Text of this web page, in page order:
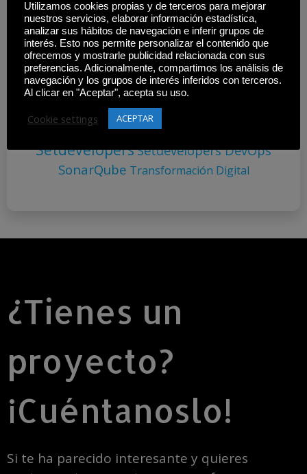
Arquitectura De SolucionesAutomatización
Automatización DevOpsCaso De ÉxitoCI/CDCloud
Dependency TrackDesarrollo WebDespliegue
ContinuoDeuda Técnica DevOpsDockerElastic
Stack Entrega Continua Flutter
Infraestructura Como Código
ContinuaKubernetesMicroservicios
SetdevelopersSetdevelopers DevOps
SonarQube Transformación Digital
¿Tienes un
proyecto?
¡Cuéntanoslo!
Si te ha parecido interesante y quieres
Utilizamos cookies propias y de terceros para mejorar
nuestros servicios, elaborar información estadística,
analizar sus hábitos de navegación e inferir grupos de
interés. Esto nos permite personalizar el contenido que
ofrecemos y mostrarle publicidad relacionada con sus
preferencias. Adicionalmente, compartimos los análisis de
navegación y los grupos de interés inferidos con terceros.
Al clicar en "Aceptar", acepta su uso.
Cookie settings ACEPTAR